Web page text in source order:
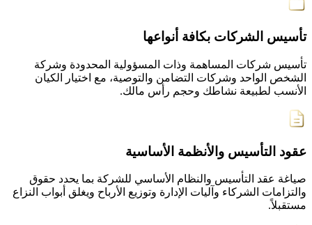
تأسيس الشركات بكافة أنواعها
تأسيس شركات المساهمة وذات المسؤولية المحدودة وشركة
الشخص الواحد وشركات التضامن والتوصية، مع اختيار الكيان
الأنسب لطبيعة نشاطك وحجم رأس مالك.
عقود التأسيس والأنظمة الأساسية
صياغة عقد التأسيس والنظام الأساسي للشركة بما يحدد حقوق
والتزامات الشركاء وآليات الإدارة وتوزيع الأرباح ويغلق أبواب النزاع
مستقبلاً.